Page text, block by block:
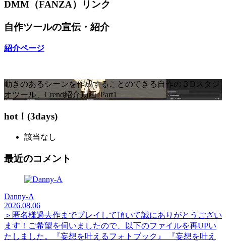
DMM（FANZA）リンク
自作ツールの宣伝・紹介
紹介ページ
動きのあるシーンを作成することのできる自作の３Dスタジ
オツール、Crend紹介動画_Part1
hot！(3days)
該当なし
最近のコメント
Danny-A
2026.08.06
＞匿名様過去作までプレイして頂いて誠にありがとうござい
ます！ご希望を伺いましたので、以下のファイルを再UPい
たしました。『妄想を叶えるフォトブック』 『妄想を叶え